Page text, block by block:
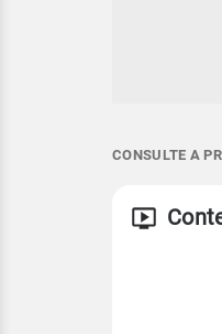
CONSULTE A